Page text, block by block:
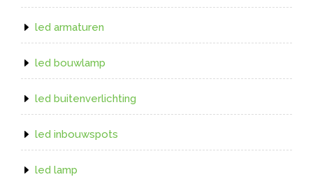
led armaturen
led bouwlamp
led buitenverlichting
led inbouwspots
led lamp